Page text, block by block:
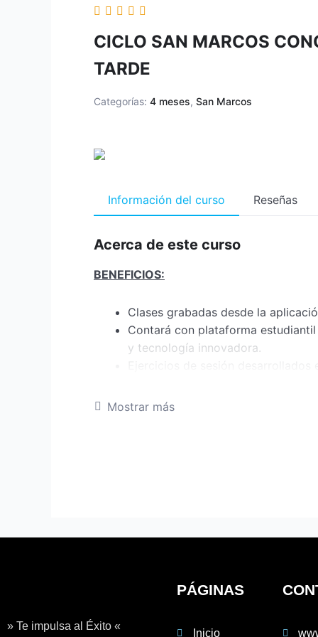
CICLO SAN MARCOS
TARDE
Categorías: 4 meses, San Marcos
Información del curso Reseñas
Acerca de este curso
BENEFICIOS:
Clases grabadas desde la
Contará con plataforma
y tecnología innovadora.
Prueba en línea que demostrara
Horarios de clases:Turno tarde: 2 a 8
Mostrar más
» Te impulsa al Éxito «
PÁGINAS
Inicio